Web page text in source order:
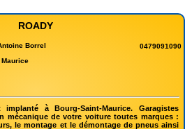
ROADY
Borrel
Maurice
0479091090
à Bourg-Saint-Maurice. Garagistes
mécanique de votre voiture toutes marques :
le montage et le démontage de pneus ainsi